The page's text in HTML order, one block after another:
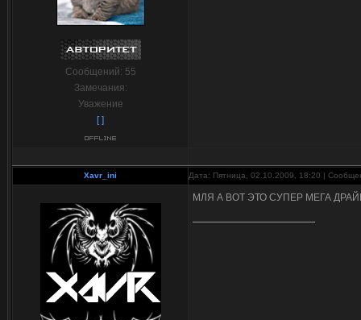
Сообщений: 55
Замечания:
Уважение
[ ]
Xavr_ini Дата: Пятница, 02.10.2009, 18:20 |
МЛЯ А ВОТ ЭТО СУПЕР МЕГА